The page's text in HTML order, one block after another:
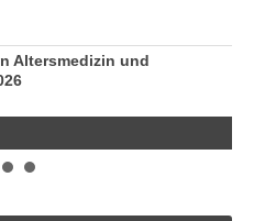
Altersmedizin und